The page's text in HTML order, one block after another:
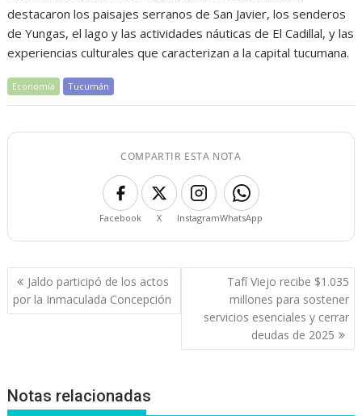
destacaron los paisajes serranos de San Javier, los senderos
de Yungas, el lago y las actividades náuticas de El Cadillal, y las
experiencias culturales que caracterizan a la capital tucumana.
Economía Tucumán
COMPARTIR ESTA NOTA
Facebook X InstagramWhatsApp
Navegación
de
entradas
Jaldo participó de los actos
por la Inmaculada Concepción
Tafí Viejo recibe $1.035
millones para sostener
servicios esenciales y cerrar
deudas de 2025
Notas relacionadas